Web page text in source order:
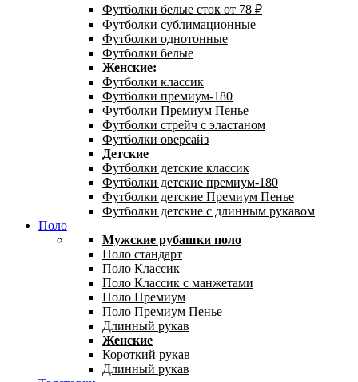
Футболки белые сток от 78 ₽
Футболки сублимационные
Футболки однотонные
Футболки белые
Женские:
Футболки классик
Футболки премиум-180
Футболки Премиум Пенье
Футболки стрейч с эластаном
Футболки оверсайз
Детские
Футболки детские классик
Футболки детские премиум-180
Футболки детские Премиум Пенье
Футболки детские с длинным рукавом
Поло
Мужские рубашки поло
Поло стандарт
Поло Классик
Поло Классик с манжетами
Поло Премиум
Поло Премиум Пенье
Длинный рукав
Женские
Короткий рукав
Длинный рукав